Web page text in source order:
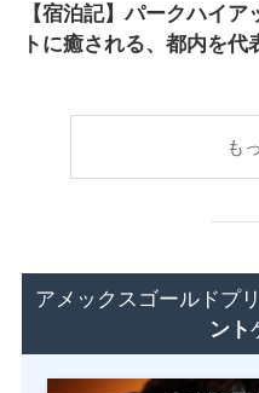
【宿泊記】パークハイ
トに癒される、都内を
も
アメックスゴールドプ
ント